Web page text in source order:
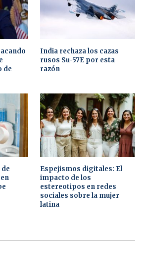
de
India rechaza los cazas
rusos Su-57E por esta
razón
Espejismos digitales: El
impacto de los
estereotipos en redes
sociales sobre la mujer
latina